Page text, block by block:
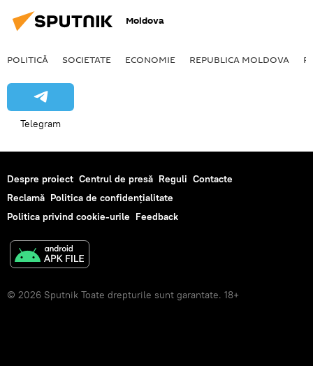
Moldova
POLITICĂ SOCIETATE ECONOMIE REPUBLICA MOLDOVA
Telegram
Despre proiect Centrul de presă Reguli Contacte
Reclamă Politica de confidențialitate
Politica privind cookie-urile Feedback
© 2026 Sputnik Toate drepturile sunt garantate. 18+